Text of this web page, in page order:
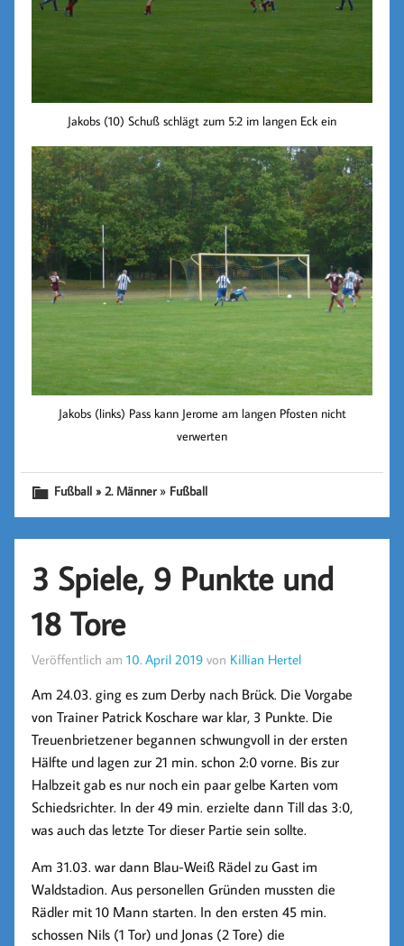
Jakobs (10) Schuß schlägt zum 5:2 im langen Eck ein
Jakobs (links) Pass kann Jerome am langen Pfosten nicht
verwerten
Fußball » 2. Männer» Fußball
3 Spiele, 9 Punkte und
18 Tore
Veröffentlich am10. April 2019 von Killian Hertel
Am 24.03. ging es zum Derby nach Brück. Die Vorgabe
von Trainer Patrick Koschare war klar, 3 Punkte. Die
Treuenbrietzener begannen schwungvoll in der ersten
Hälfte und lagen zur 21 min. schon 2:0 vorne. Bis zur
Halbzeit gab es nur noch ein paar gelbe Karten vom
Schiedsrichter. In der 49 min. erzielte dann Till das 3:0,
was auch das letzte Tor dieser Partie sein sollte.
Am 31.03. war dann Blau-Weiß Rädel zu Gast im
Waldstadion. Aus personellen Gründen mussten die
Rädler mit 10 Mann starten. In den ersten 45 min.
schossen Nils (1 Tor) und Jonas (2 Tore) die